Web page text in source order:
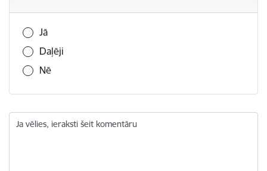
Vai šī informācija bija noderīga?
Jā
Daļēji
Nē
Ja vēlies, ieraksti šeit komentāru